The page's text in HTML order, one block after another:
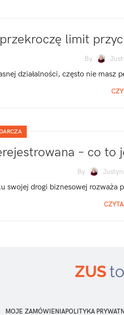
limit
By
działalności, często nie
– co
By
swojej drogi biznesowej rozważa
MOJE ZAMÓWIENIAPOLITYKA